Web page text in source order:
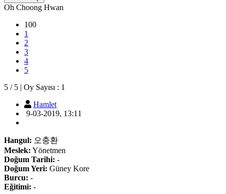
Oh Choong Hwan
100
1
2
3
4
5
5 / 5 | Oy Sayısı : 1
Hamlet
9-03-2019, 13:11
Hangul: 오충환
Meslek: Yönetmen
Doğum Tarihi: -
Doğum Yeri: Güney Kore
Burcu: -
Eğitimi: -